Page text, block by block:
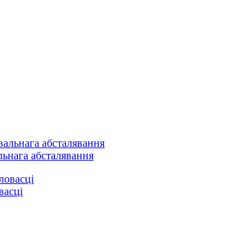
абсталявання